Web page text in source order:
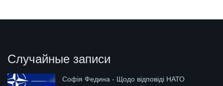
Случайные записи
Софія Федина - Щодо відповіді НАТО